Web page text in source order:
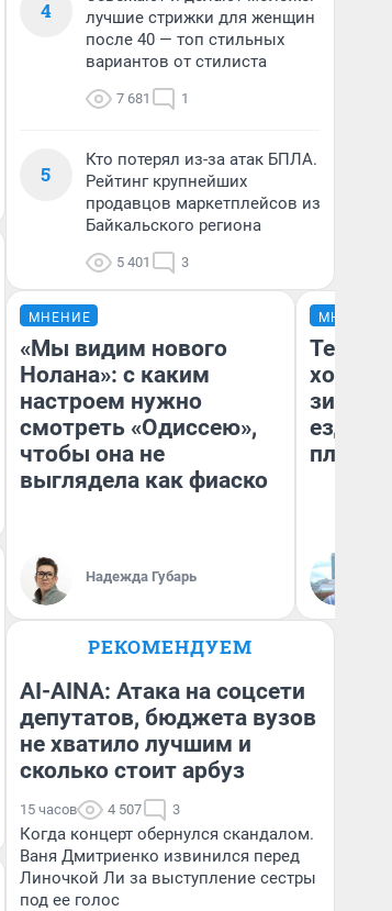
4
лучшие стрижки для женщин
после 40 — топ стильных
вариантов от стилиста
7 681 1
5
Кто потерял из-за атак БПЛА.
Рейтинг крупнейших
продавцов маркетплейсов из
Байкальского региона
5 401 3
МНЕНИЕ
«Мы видим нового
Нолана»: с каким
настроем нужно
смотреть «Одиссею»,
чтобы она не
выглядела как фиаско
Надежда Губарь
МНЕНИЕ
Тепло
зимой.
ездит
плюсы
РЕКОМЕНДУЕМ
AI-AINA: Атака на соцсети
депутатов, бюджета вузов
не хватило лучшим и
сколько стоит арбуз
15 часов 4 507 3
Когда концерт обернулся скандалом.
Ваня Дмитриенко извинился перед
Линочкой Ли за выступление сестры
под ее голос